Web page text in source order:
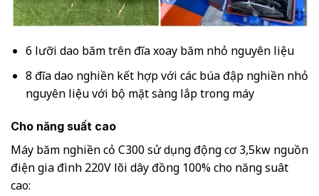
6 lưỡi dao băm trên đĩa xoay băm nhỏ nguyên liệu
8 đĩa dao nghiền kết hợp với các búa đập nghiền nhỏ
nguyên liệu với bộ mặt sàng lắp trong máy
Cho năng suất cao
Máy băm nghiền cỏ C300 sử dụng động cơ 3,5kw nguồn
điện gia đình 220V lõi dây đồng 100% cho năng suât
cao: